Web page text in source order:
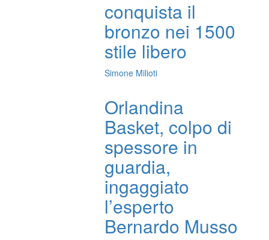
conquista il
bronzo nei 1500
stile libero
Simone Milioti
Orlandina
Basket, colpo di
spessore in
guardia,
ingaggiato
l’esperto
Bernardo Musso